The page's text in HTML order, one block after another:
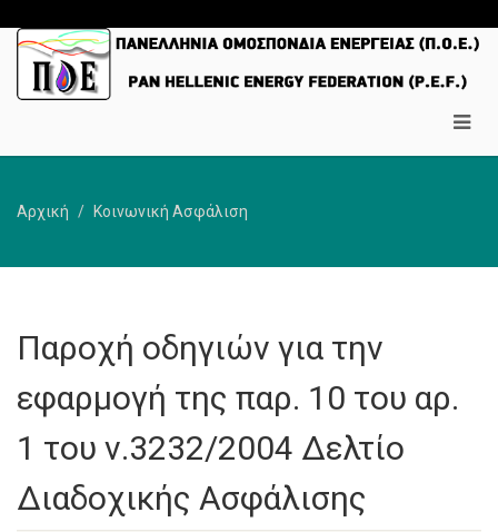
Αρχική Κοινωνική Ασφάλιση
Παροχή οδηγιών για την
εφαρμογή της παρ. 10 του αρ.
1 του ν.3232/2004 Δελτίο
Διαδοχικής Ασφάλισης